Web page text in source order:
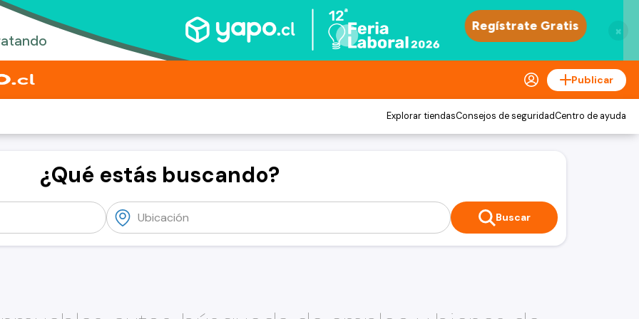
×
Publicar
Explorar tiendasConsejos de seguridadCentro de ayuda
¿Qué estás buscando?
Buscar